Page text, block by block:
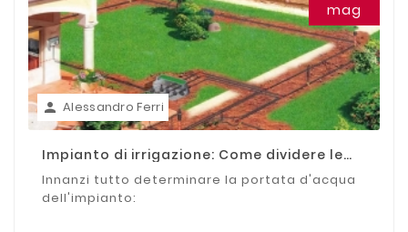
mag
 Alessandro Ferri
Impianto di irrigazione: Come dividere le
Innanzi tutto determinare la portata d'acqua
dell'impianto: